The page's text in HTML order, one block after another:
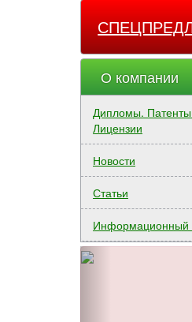
О компании
Дипломы.
Лицензии
Новости
Статьи
Информационный